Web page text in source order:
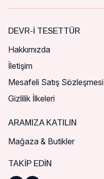
DEVR-I TESETTÜR
Hakkımızda
İletişim
Mesafeli Satış Sözleşmesi
Gizlilik İlkeleri
ARAMIZA KATILIN
Mağaza & Butikler
TAKIP EDIN